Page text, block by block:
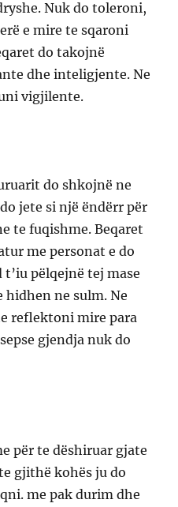
Nuk do toleroni,
e mire te sqaroni
do takojnë
dhe inteligjente. Ne
vigjilente.
do shkojnë ne
jete si një ëndërr për
te fuqishme. Beqaret
me personat e do
pëlqejnë tej mase
ne sulm. Ne
reflektoni mire para
gjendja nuk do
për te dëshiruar gjate
gjithë kohës ju do
me pak durim dhe